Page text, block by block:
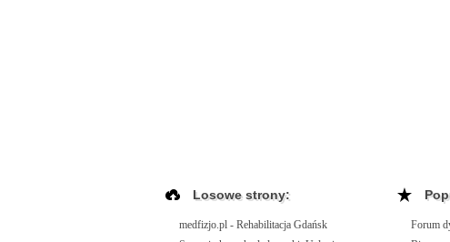
Losowe strony:
medfizjo.pl - Rehabilitacja Gdańsk
Forum